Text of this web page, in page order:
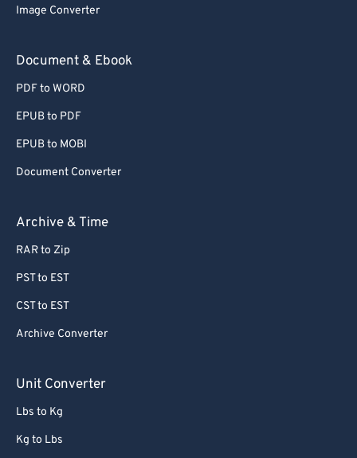
Image Converter
Document & Ebook
PDF to WORD
EPUB to PDF
EPUB to MOBI
Document Converter
Archive & Time
RAR to Zip
PST to EST
CST to EST
Archive Converter
Unit Converter
Lbs to Kg
Kg to Lbs